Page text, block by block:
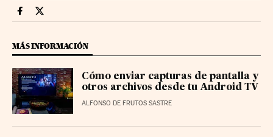
Smartlife Cinco Días en Facebook
Smartlife Cinco Días en Twitter
MÁS INFORMACIÓN
Cómo enviar capturas de pantalla y
otros archivos desde tu Android TV
ALFONSO DE FRUTOS SASTRE